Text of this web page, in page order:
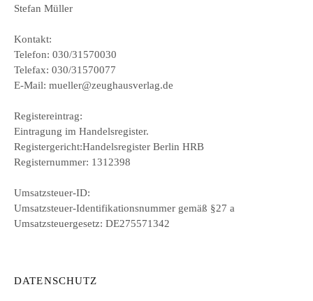
Stefan Müller
Kontakt:
Telefon: 030/31570030
Telefax: 030/31570077
E-Mail: mueller@zeughausverlag.de
Registereintrag:
Eintragung im Handelsregister.
Registergericht:Handelsregister Berlin HRB
Registernummer: 1312398
Umsatzsteuer-ID:
Umsatzsteuer-Identifikationsnummer gemäß §27 a
Umsatzsteuergesetz: DE275571342
DATENSCHUTZ